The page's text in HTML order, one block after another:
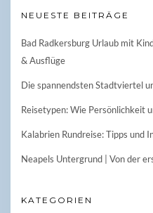
NEUESTE BEITRÄGE
Bad Radkersburg Urlaub mit
& Ausflüge
Die spannendsten Stadtviertel
Reisetypen: Wie Persönlichkeit
Kalabrien Rundreise: Tipps und
Neapels Untergrund | Von der
KATEGORIEN